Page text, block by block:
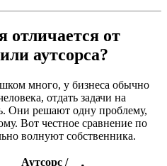
отличается от
аутсорса?
много, у бизнеса обычно
отдать задачи на
Они решают одну проблему,
Вот честное сравнение по
волнуют собственника.
Аутсорс /